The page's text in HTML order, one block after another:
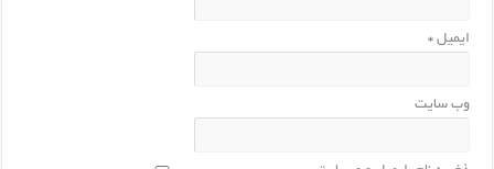
ایمیل *
وب‌ سایت